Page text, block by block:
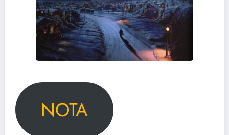
NOTA